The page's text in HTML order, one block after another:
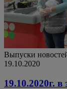
Выпуски
19.10.2020
19.10.2020г.